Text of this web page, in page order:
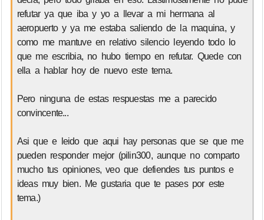
refutar ya que iba y yo a llevar a mi hermana al
aeropuerto y ya me estaba saliendo de la maquina, y
como me mantuve en relativo silencio leyendo todo lo
que me escribia, no hubo tiempo en refutar. Quede con
ella a hablar hoy de nuevo este tema.
Pero ninguna de estas respuestas me a parecido
convincente...
Asi que e leido que aqui hay personas que se que me
pueden responder mejor (pilin300, aunque no comparto
mucho tus opiniones, veo que defiendes tus puntos e
ideas muy bien. Me gustaria que te pases por este
tema.)